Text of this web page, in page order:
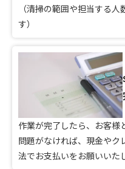
（清掃の範囲や担当する
す）
作業が完了したら、お客様
問題がなければ、現金やク
法でお支払いをお願いいた